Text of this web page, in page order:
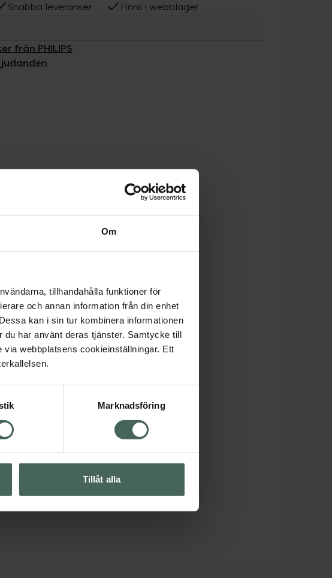
Om
tillhandahålla funktioner för
och annan information från din enhet
kan i sin tur kombinera informationen
du har använt deras tjänster. Samtycke till
webbplatsens cookieinställningar. Ett
Marknadsföring
Tillåt alla
Snabba leveranser Finns i webblager
från PHILIPS